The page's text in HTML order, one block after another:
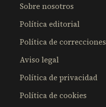
Sobre nosotros
Política editorial
Política de correcciones
Aviso legal
Política de privacidad
Política de cookies